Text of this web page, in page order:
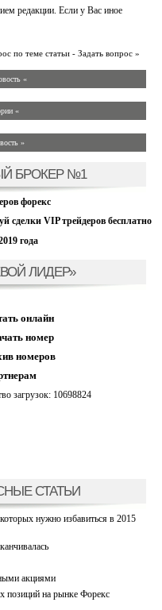
редакции. Если у Вас иное
по теме статьи - Задать вопрос »
«
«
»
БРОКЕР №1
форекс
сделки VIP трейдеров бесплатно
года
ЛИДЕР»
онлайн
номер
номеров
загрузок: 10698824
СТАТЬИ
нужно избавиться в 2015
акциями
позиций на рынке Форекс